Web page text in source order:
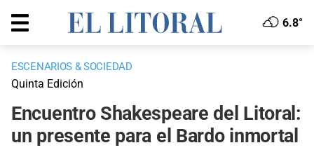
6.8°
ESCENARIOS & SOCIEDAD
Quinta Edición
Encuentro Shakespeare del Litoral:
un presente para el Bardo inmortal